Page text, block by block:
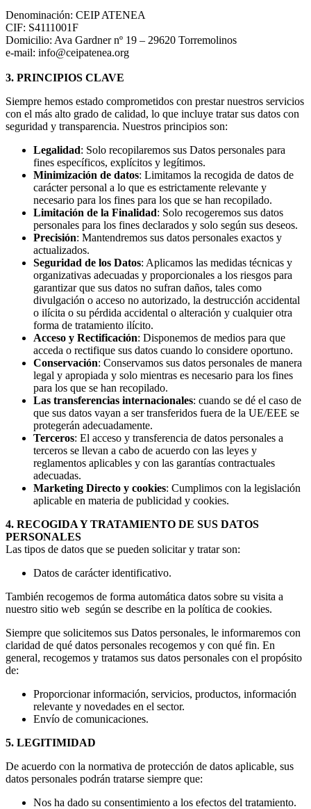
Denominación: CEIP ATENEA
CIF: S4111001F
Domicilio: Ava Gardner nº 19 – 29620 Torremolinos
e-mail: info@ceipatenea.org
3. PRINCIPIOS CLAVE
Siempre hemos estado comprometidos con prestar nuestros servicios
con el más alto grado de calidad, lo que incluye tratar sus datos con
seguridad y transparencia. Nuestros principios son:
Legalidad: Solo recopilaremos sus Datos personales para
fines específicos, explícitos y legítimos.
Minimización de datos: Limitamos la recogida de datos de
carácter personal a lo que es estrictamente relevante y
necesario para los fines para los que se han recopilado.
Limitación de la Finalidad: Solo recogeremos sus datos
personales para los fines declarados y solo según sus deseos.
Precisión: Mantendremos sus datos personales exactos y
actualizados.
Seguridad de los Datos: Aplicamos las medidas técnicas y
organizativas adecuadas y proporcionales a los riesgos para
garantizar que sus datos no sufran daños, tales como
divulgación o acceso no autorizado, la destrucción accidental
o ilícita o su pérdida accidental o alteración y cualquier otra
forma de tratamiento ilícito.
Acceso y Rectificación: Disponemos de medios para que
acceda o rectifique sus datos cuando lo considere oportuno.
Conservación: Conservamos sus datos personales de manera
legal y apropiada y solo mientras es necesario para los fines
para los que se han recopilado.
Las transferencias internacionales: cuando se dé el caso de
que sus datos vayan a ser transferidos fuera de la UE/EEE se
protegerán adecuadamente.
Terceros: El acceso y transferencia de datos personales a
terceros se llevan a cabo de acuerdo con las leyes y
reglamentos aplicables y con las garantías contractuales
adecuadas.
Marketing Directo y cookies: Cumplimos con la legislación
aplicable en materia de publicidad y cookies.
4. RECOGIDA Y TRATAMIENTO DE SUS DATOS
PERSONALES
Las tipos de datos que se pueden solicitar y tratar son:
Datos de carácter identificativo.
También recogemos de forma automática datos sobre su visita a
nuestro sitio web según se describe en la política de cookies.
Siempre que solicitemos sus Datos personales, le informaremos con
claridad de qué datos personales recogemos y con qué fin. En
general, recogemos y tratamos sus datos personales con el propósito
de:
Proporcionar información, servicios, productos, información
relevante y novedades en el sector.
Envío de comunicaciones.
5. LEGITIMIDAD
De acuerdo con la normativa de protección de datos aplicable, sus
datos personales podrán tratarse siempre que:
Nos ha dado su consentimiento a los efectos del tratamiento.